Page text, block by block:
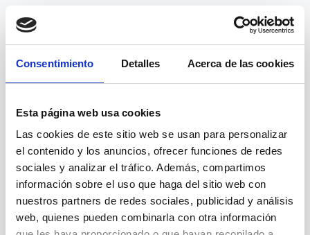
Consentimiento Detalles Acerca de las cookies
Esta página web usa cookies
Las cookies de este sitio web se usan para personalizar
el contenido y los anuncios, ofrecer funciones de redes
sociales y analizar el tráfico. Además, compartimos
información sobre el uso que haga del sitio web con
nuestros partners de redes sociales, publicidad y análisis
web, quienes pueden combinarla con otra información